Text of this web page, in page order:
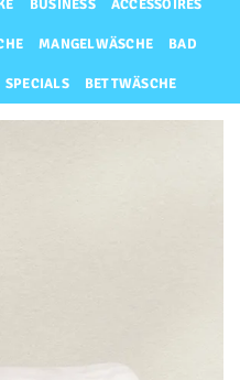
BUSINESS ACCESSOIRES
MANGELWÄSCHE BAD
SPECIALS BETTWÄSCHE